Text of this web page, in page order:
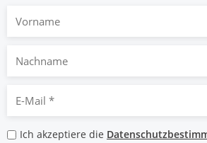
Nachname
Mail
*
Datenschutzbestimmungen
Ich akzeptiere die